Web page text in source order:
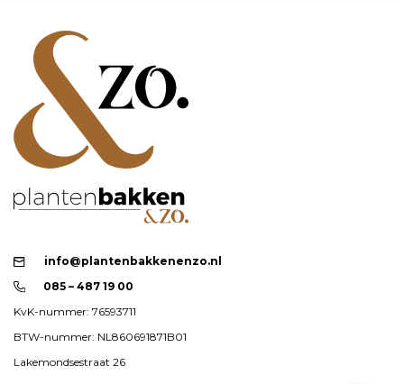
info@plantenbakkenenzo.nl
085 – 487 19 00
KvK-nummer: 76593711
BTW-nummer: NL860691871B01
Lakemondsestraat 26